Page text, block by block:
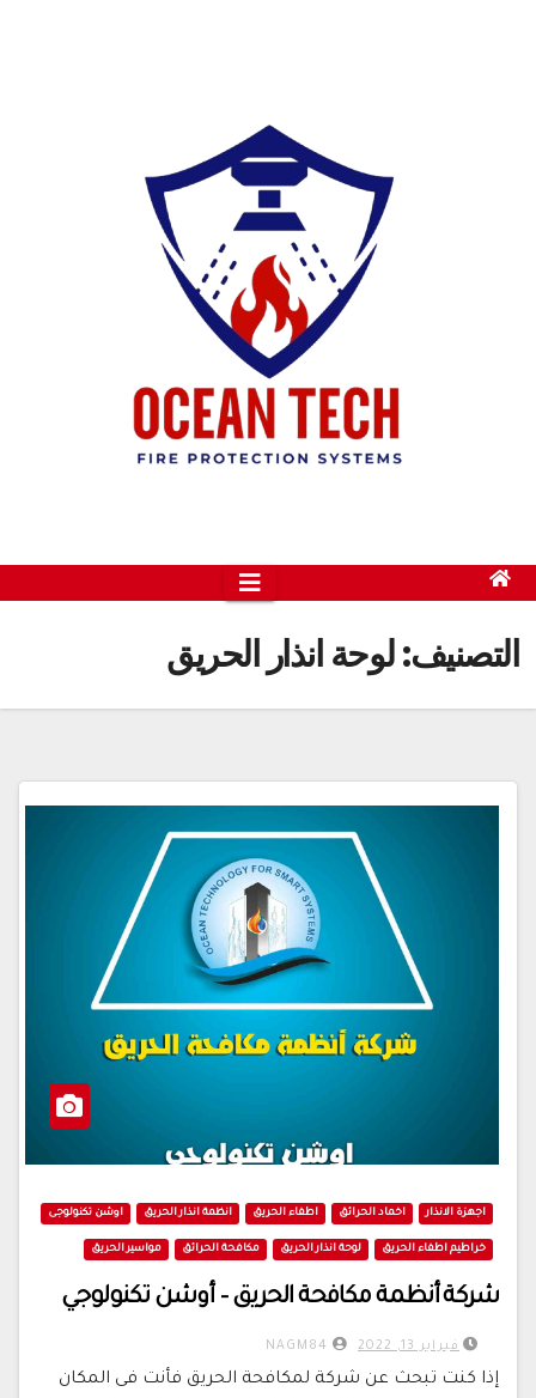
التصنيف:لوحة انذار الحريق
اجهزة الانذار اخماد الحرائق اطفاء الحريق انظمة انذار الحريق اوشن تكنولوجى
خراطيم اطفاء الحريق لوحة انذار الحريق مكافحة الحرائق مواسير الحريق
شركة أنظمة مكافحة الحريق – أوشن تكنولوجي
فبراير 13, 2022
إذا كنت تبحث عن شركة لمكافحة الحريق فأنت فى المكان